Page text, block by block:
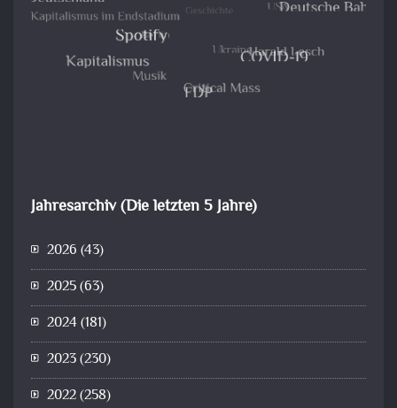
Jahresarchiv (Die letzten 5 Jahre)
2026 (43)
2025(63)
2024(181)
2023(230)
2022(258)